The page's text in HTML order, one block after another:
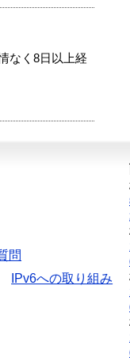
なく8日以上経
問
IPv6への取り組み